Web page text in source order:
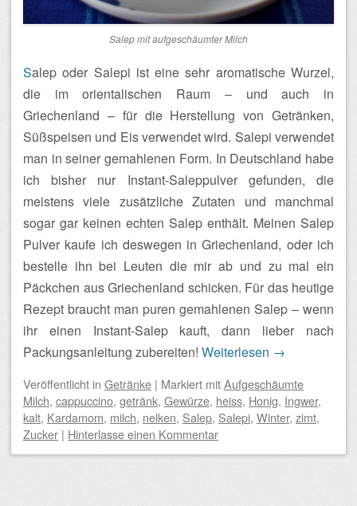
Salep mit aufgeschäumter Milch
Salep oder Salepi ist eine sehr aromatische Wurzel,
die im orientalischen Raum – und auch in
Griechenland – für die Herstellung von Getränken,
Süßspeisen und Eis verwendet wird. Salepi verwendet
man in seiner gemahlenen Form. In Deutschland habe
ich bisher nur Instant-Saleppulver gefunden, die
meistens viele zusätzliche Zutaten und manchmal
sogar gar keinen echten Salep enthält. Meinen Salep
Pulver kaufe ich deswegen in Griechenland, oder ich
bestelle ihn bei Leuten die mir ab und zu mal ein
Päckchen aus Griechenland schicken. Für das heutige
Rezept braucht man puren gemahlenen Salep – wenn
ihr einen Instant-Salep kauft, dann lieber nach
Packungsanleitung zubereiten! Weiterlesen →
Veröffentlicht in Getränke | Markiert mitAufgeschäumte
Milch, cappuccino, getränk, Gewürze, heiss, Honig, Ingwer,
kalt, Kardamom, milch, nelken, Salep, Salepi, Winter, zimt,
Zucker | Hinterlasse einen Kommentar